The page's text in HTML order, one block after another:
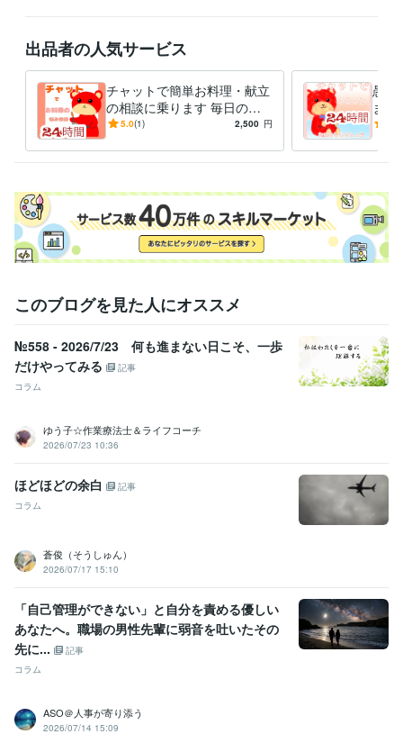
出品者の人気サービス
チャットで簡単お料理・献立
の相談に乗ります 毎日の献
立や栄養に悩んでいる方、一
5.0(1) 2,500 円
愚痴
ます
心！
このブログを見た人にオススメ
№558 - 2026/7/23 何も進まない日こそ、一歩
だけやってみる
記事
コラム
ゆう子☆作業療法士＆ライフコーチ
2026/07/23 10:36
ほどほどの余白
記事
コラム
蒼俊（そうしゅん）
2026/07/17 15:10
「自己管理ができない」と自分を責める優しい
あなたへ。職場の男性先輩に弱音を吐いたその
先に...
記事
コラム
ASO＠人事が寄り添う
2026/07/14 15:09